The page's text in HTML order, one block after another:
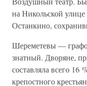
на Никольской
Останкино,
Шереметевы —
знатный. Дворяне,
составляла всего 16
крепостного